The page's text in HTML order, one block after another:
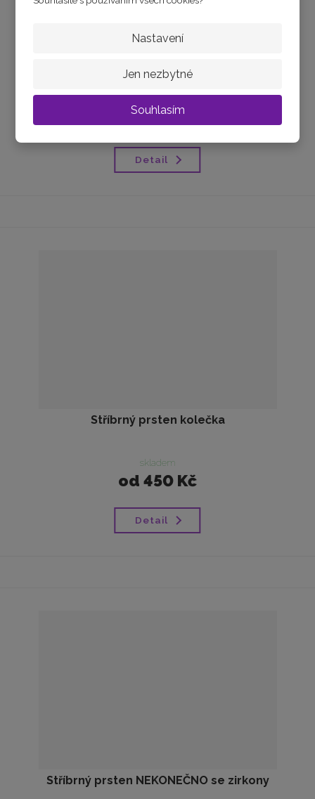
Nastavení
Jen nezbytné
Souhlasím
od450 Kč
Detail
Stříbrný prsten kolečka
skladem
od 450 Kč
Detail
Stříbrný prsten NEKONEČNO se zirkony